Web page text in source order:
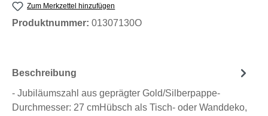
Zum Merkzettel hinzufügen
Produktnummer: 01307130O
Beschreibung
- Jubiläumszahl aus geprägter Gold/Silberpappe-
Durchmesser: 27 cmHübsch als Tisch- oder Wanddeko,